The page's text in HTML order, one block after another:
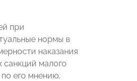
при
нормы в
наказания
санкций малого
его мнению,